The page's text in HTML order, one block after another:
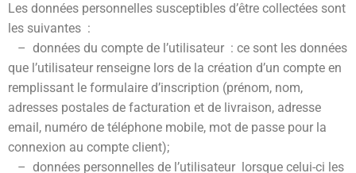
Les données personnelles susceptibles d’être collectées sont
les suivantes :
– données du compte de l’utilisateur : ce sont les données
que l’utilisateur renseigne lors de la création d’un compte en
remplissant le formulaire d’inscription (prénom, nom,
adresses postales de facturation et de livraison, adresse
email, numéro de téléphone mobile, mot de passe pour la
connexion au compte client);
– données personnelles de l’utilisateur lorsque celui-ci les